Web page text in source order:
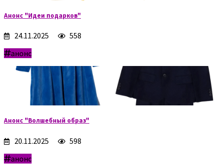
Анонс "Идеи подарков"
24.11.2025
558
анонс
Анонс "Волшебный образ"
20.11.2025
598
анонс